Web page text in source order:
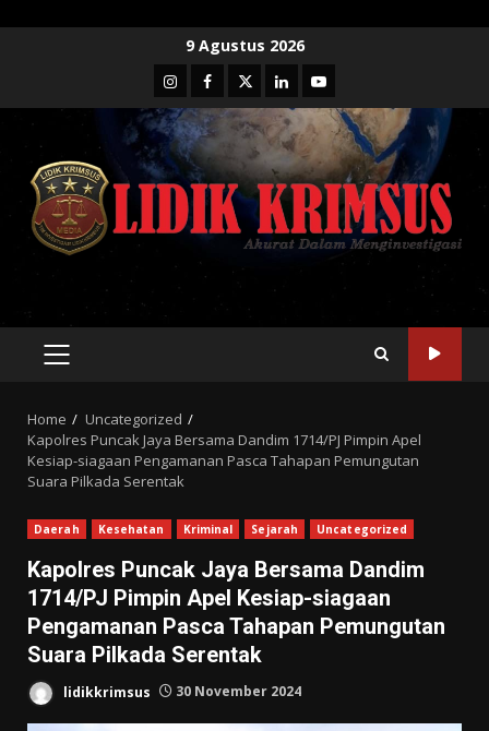
9 Agustus 2026
InstagramFacebook
TwitterLinkedinYoutube
PRIMARY
Home
Uncategorized
Kapolres Puncak Jaya Bersama Dandim 1714/PJ Pimpin Apel
Kesiap-siagaan Pengamanan Pasca Tahapan Pemungutan
Suara Pilkada Serentak
Daerah Kesehatan Kriminal Sejarah Uncategorized
Kapolres Puncak Jaya Bersama Dandim
1714/PJ Pimpin Apel Kesiap-siagaan
Pengamanan Pasca Tahapan Pemungutan
Suara Pilkada Serentak
lidikkrimsus 30 November 2024